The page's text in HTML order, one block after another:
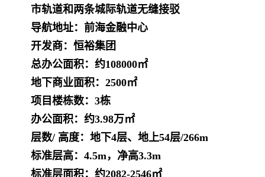
市轨道和两条城际轨道无缝接驳
导航地址：前海金融中心
开发商：恒裕集团
总办公面积：约108000㎡
地下商业面积：2500㎡
项目楼栋数：3栋
办公面积：约3.98万㎡
层数/ 高度：地下4层、地上54层/266m
标准层高：4.5m，净高3.3m
标准层面积：约2082-2546㎡